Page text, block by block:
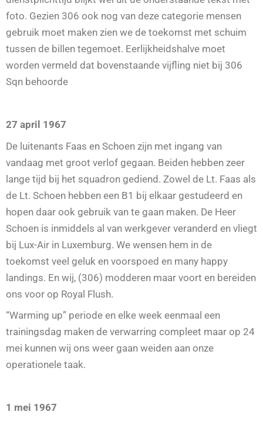
foto. Gezien 306 ook nog van deze categorie mensen
gebruik moet maken zien we de toekomst met schuim
tussen de billen tegemoet. Eerlijkheidshalve moet
worden vermeld dat bovenstaande vijfling niet bij 306
Sqn behoorde
27 april 1967
De luitenants Faas en Schoen zijn met ingang van
vandaag met groot verlof gegaan. Beiden hebben zeer
lange tijd bij het squadron gediend. Zowel de Lt. Faas als
de Lt. Schoen hebben een B1 bij elkaar gestudeerd en
hopen daar ook gebruik van te gaan maken. De Heer
Schoen is inmiddels al van werkgever veranderd en vliegt
bij Lux-Air in Luxemburg. We wensen hem in de
toekomst veel geluk en voorspoed en many happy
landings. En wij, (306) modderen maar voort en bereiden
ons voor op Royal Flush.
“Warming up” periode en elke week eenmaal een
trainingsdag maken de verwarring compleet maar op 24
mei kunnen wij ons weer gaan weiden aan onze
operationele taak.
1 mei 1967